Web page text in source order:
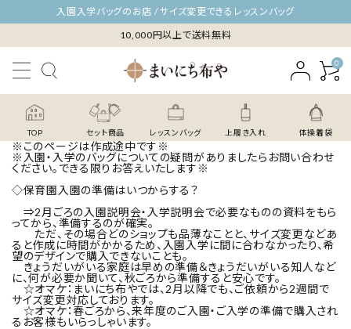
入園入学バッグのお店 / サイズ変更できるレッスンバッグ
10,000円以上で送料無料
0
TOP セット商品 レッスンバッグ 上履き入れ 体操着袋
※このページは作成途中です※
※入園・入学のバッグについての疑問がありましたらお問い合わせ
ください。できる限りお答えいたします※
◇保育園入園の準備はいつからする？
⇒2月ごろの入園説明会・入学説明会で必要なものの資料をもら
ってから、準備するのが確実。
ただ、その場合どのショップも品薄なことと、サイズ変更などあ
ると作成に時間がかかるため、入園入学に間に合わなかったり、希
望のデザインで購入できないことも。
きょうだいがいる家庭は早めの準備＆きょうだいがいる知人など
に、何が必要か聞いて、秋ごろから準備すると安心です。
☆オマケ：まいにち布やでは、2月以降でも、ご依頼から2週間で
サイズ変更対応しております。
☆オマケ：春ごろから、来年度のご入園・ご入学の準備で購入され
るお客様もいらっしゃいます。